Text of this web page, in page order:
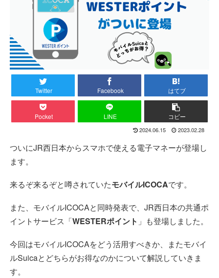
Twitter Facebook はてブ
Pocket LINE コピー
2024.06.15 2023.02.28
ついにJR西日本からスマホで使える電子マネーが登場し
ます。
来るぞ来るぞと噂されていたモバイルICOCAです。
また、モバイルICOCAと同時発表で、JR西日本の共通ポ
イントサービス「WESTERポイント 」も登場しました。
今回はモバイルICOCAをどう活用すべきか、またモバイ
ルSuicaとどちらがお得なのかについて解説していきま
す。